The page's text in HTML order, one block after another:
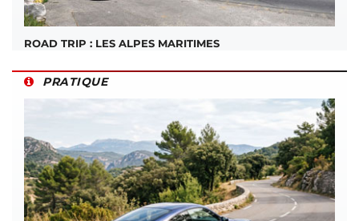
ROAD TRIP : LES ALPES MARITIMES
PRATIQUE